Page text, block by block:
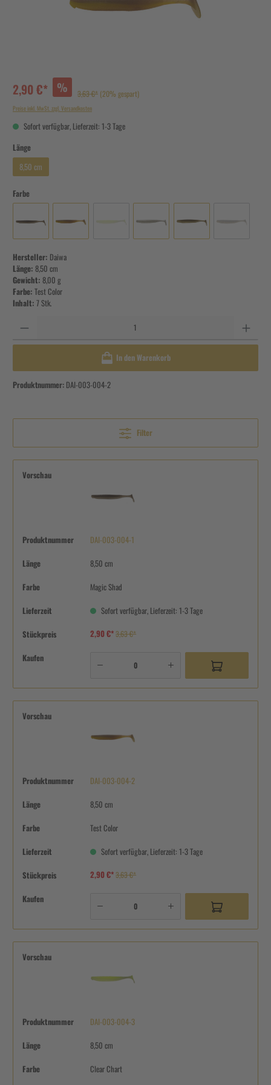
2,90 €* % 3,63 €* (20% gespart)
Preise inkl. MwSt. zzgl. Versandkosten
Sofort verfügbar, Lieferzeit: 1-3 Tage
Länge
8,50 cm
Farbe
Hersteller: Daiwa
Länge: 8,50 cm
Gewicht: 8,00 g
Farbe: Test Color
Inhalt: 7 Stk.
In den Warenkorb
Produktnummer: DAI-003-004-2
Filter
Vorschau
Produktnummer DAI-003-004-1
Länge 8,50 cm
Farbe Magic Shad
Lieferzeit Sofort verfügbar, Lieferzeit: 1-3 Tage
Stückpreis 2,90 €*3,63 €*
Kaufen
Vorschau
Produktnummer DAI-003-004-2
Länge 8,50 cm
Farbe Test Color
Lieferzeit Sofort verfügbar, Lieferzeit: 1-3 Tage
Stückpreis 2,90 €*3,63 €*
Kaufen
Vorschau
Produktnummer DAI-003-004-3
Länge 8,50 cm
Farbe Clear Chart